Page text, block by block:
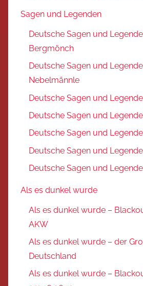
Sagen und Legenden
Deutsche Sagen und
Bergmönch
Deutsche Sagen und
Nebelmännle
Deutsche Sagen und
Deutsche Sagen und
Deutsche Sagen und
Deutsche Sagen und
Deutsche Sagen und
Als es dunkel wurde
Als es dunkel wurde –
AKW
Als es dunkel wurde – der
Deutschland
Als es dunkel wurde –